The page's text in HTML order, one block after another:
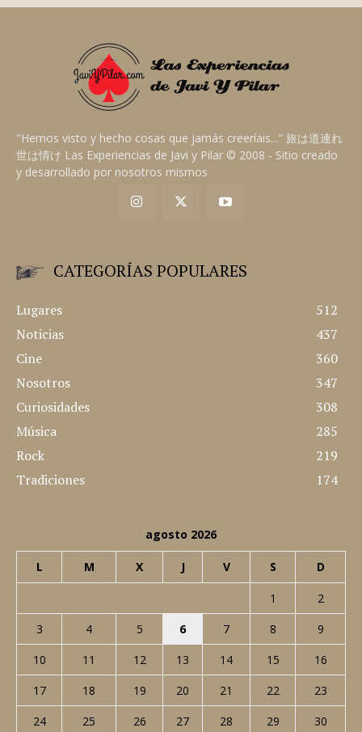
"Hemos visto y hecho cosas que jamás creeríais..." 旅は道連れ
世は情け Las Experiencias de Javi y Pilar © 2008 - Sitio creado
y desarrollado por nosotros mismos
CATEGORÍAS POPULARES
Lugares
512
Noticias
437
Cine
360
Nosotros
347
Curiosidades
308
Música
285
Rock
219
Tradiciones
174
agosto 2026
L M X J V S D
1
2
3
4 5 6 7 8
9
10
11 12 13 14 15
16
17
18 19 20 21 22
23
24
25 26 27 28 29 30